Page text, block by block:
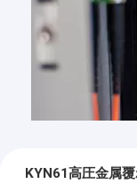
KYN61高圧金属